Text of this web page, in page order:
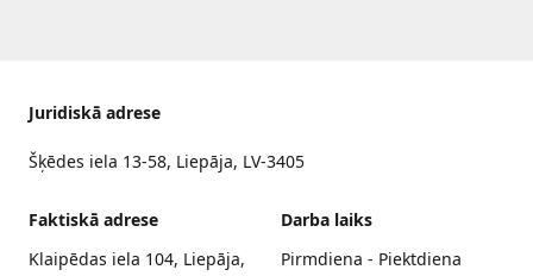
Juridiskā adrese
Šķēdes iela 13-58, Liepāja, LV-3405
Faktiskā adrese
Klaipēdas iela 104, Liepāja,
Darba laiks
Pirmdiena - Piektdiena